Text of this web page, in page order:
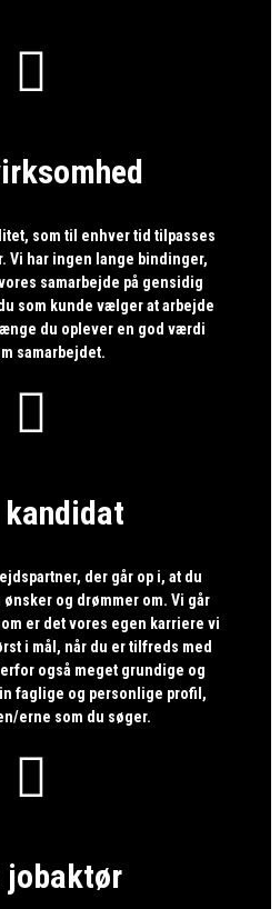

som til enhver tid tilpasses
Vi har ingen lange bindinger,
samarbejde på gensidig
som kunde vælger at arbejde
du oplever en god værdi
samarbejdet.

kandidat
der går op i, at du
og drømmer om. Vi går
er det vores egen karriere vi
i mål, når du er tilfreds med
også meget grundige og
faglige og personlige profil,
erne som du søger.

jobaktør